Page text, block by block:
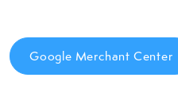
Google Merchant Center